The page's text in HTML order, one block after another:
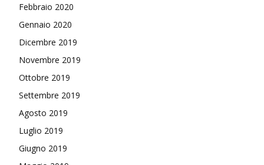
Febbraio 2020
Gennaio 2020
Dicembre 2019
Novembre 2019
Ottobre 2019
Settembre 2019
Agosto 2019
Luglio 2019
Giugno 2019